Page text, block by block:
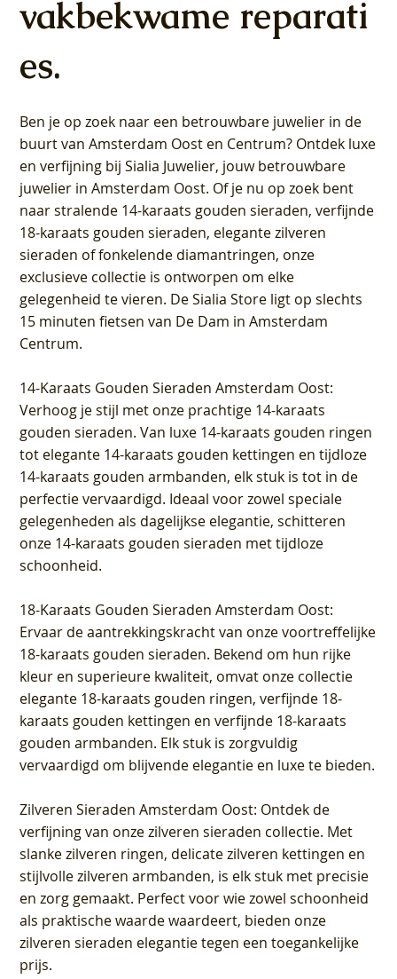
vakbekwame reparati
es.
Ben je op zoek naar een betrouwbare juwelier in de
buurt van Amsterdam Oost en Centrum? Ontdek luxe
en verfijning bij Sialia Juwelier, jouw betrouwbare
juwelier in Amsterdam Oost. Of je nu op zoek bent
naar stralende 14-karaats gouden sieraden, verfijnde
18-karaats gouden sieraden, elegante zilveren
sieraden of fonkelende diamantringen, onze
exclusieve collectie is ontworpen om elke
gelegenheid te vieren. De Sialia Store ligt op slechts
15 minuten fietsen van De Dam in Amsterdam
Centrum.
14-Karaats Gouden Sieraden Amsterdam Oost:
Verhoog je stijl met onze prachtige 14-karaats
gouden sieraden. Van luxe 14-karaats gouden ringen
tot elegante 14-karaats gouden kettingen en tijdloze
14-karaats gouden armbanden, elk stuk is tot in de
perfectie vervaardigd. Ideaal voor zowel speciale
gelegenheden als dagelijkse elegantie, schitteren
onze 14-karaats gouden sieraden met tijdloze
schoonheid.
18-Karaats Gouden Sieraden Amsterdam Oost:
Ervaar de aantrekkingskracht van onze voortreffelijke
18-karaats gouden sieraden. Bekend om hun rijke
kleur en superieure kwaliteit, omvat onze collectie
elegante 18-karaats gouden ringen, verfijnde 18-
karaats gouden kettingen en verfijnde 18-karaats
gouden armbanden. Elk stuk is zorgvuldig
vervaardigd om blijvende elegantie en luxe te bieden.
Zilveren Sieraden Amsterdam Oost: Ontdek de
verfijning van onze zilveren sieraden collectie. Met
slanke zilveren ringen, delicate zilveren kettingen en
stijlvolle zilveren armbanden, is elk stuk met precisie
en zorg gemaakt. Perfect voor wie zowel schoonheid
als praktische waarde waardeert, bieden onze
zilveren sieraden elegantie tegen een toegankelijke
prijs.